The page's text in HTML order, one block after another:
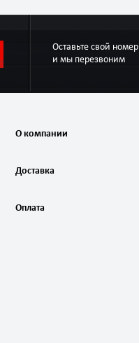
Оставьте свой номер
и мы перезвоним
О компании
Доставка
Оплата